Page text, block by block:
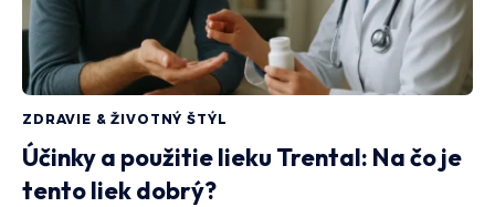
ZDRAVIE & ŽIVOTNÝ ŠTÝL
Účinky a použitie lieku Trental: Na čo je
tento liek dobrý?